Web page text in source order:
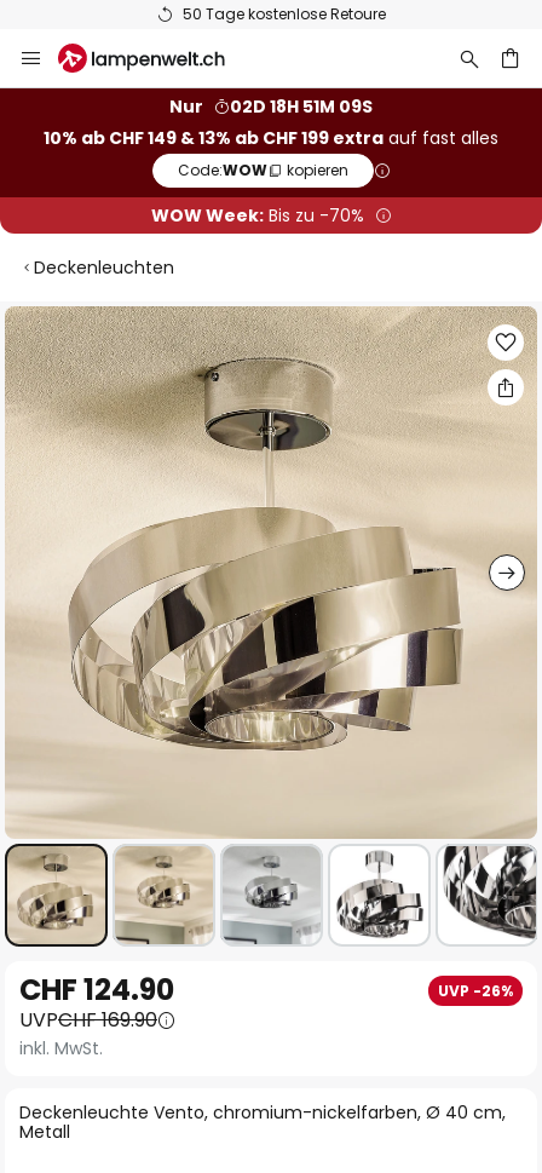
50 Tage kostenlose Retoure
Inhalt
Nur
02D 18H 51M 08S
10% ab CHF 149 & 13% ab CHF 199 extra auf fast alles
Code:WOW kopieren
WOW Week:Bis zu -70%
Deckenleuchten
Zum
Ende
der
Bildgalerie
springen
Anfang
der
Bildgalerie
Deckenleuchte Vento, chromium-nickelfarben, Ø 40 cm,
Metall
CHF 124.90 UVP -26%
UVPCHF 169.90
inkl. MwSt.